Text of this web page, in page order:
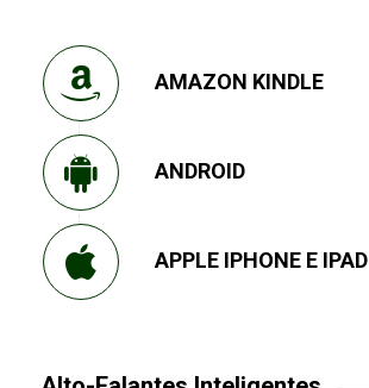
AMAZON KINDLE
ANDROID
APPLE IPHONE E IPAD